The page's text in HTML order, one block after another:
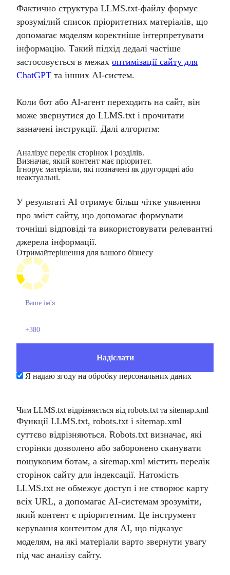
Фактично структура LLMS.txt-файлу формує
зрозумілий список пріоритетних матеріалів, що
допомагає моделям коректніше інтерпретувати
інформацію. Такий підхід дедалі частіше
застосовується в межах оптимізації сайту для
ChatGPT та інших AI-систем.
Коли бот або AI-агент переходить на сайт, він
може звернутися до LLMS.txt і прочитати
зазначені інструкції. Далі алгоритм:
Аналізує перелік сторінок і розділів.
Визначає, який контент має пріоритет.
Ігнорує матеріали, які позначені як другорядні або
неактуальні.
У результаті AI отримує більш чітке уявлення
про зміст сайту, що допомагає формувати
точніші відповіді та використовувати релевантні
джерела інформації.
Отримайтерішення для вашого бізнесу
Я надаю згоду на обробку персональних даних
Чим LLMS.txt відрізняється від robots.txt та sitemap.xml
Функції LLMS.txt, robots.txt і sitemap.xml
суттєво відрізняються. Robots.txt визначає, які
сторінки дозволено або заборонено сканувати
пошуковим ботам, а sitemap.xml містить перелік
сторінок сайту для індексації. Натомість
LLMS.txt не обмежує доступ і не створює карту
всіх URL, а допомагає AI-системам зрозуміти,
який контент є пріоритетним. Це інструмент
керування контентом для AI, що підказує
моделям, на які матеріали варто звернути увагу
під час аналізу сайту.